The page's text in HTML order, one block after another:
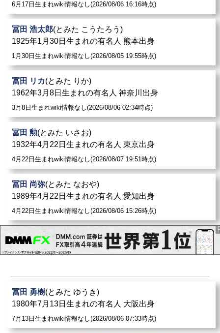
6月17日生まれwiki情報なし(2026/08/06 16:16時点)
冨田 浩太郎(とみた こうたろう)
1925年1月30日生まれの有名人 熊本出身
1月30日生まれwiki情報なし(2026/08/05 19:55時点)
冨田 リカ(とみた りか)
1962年3月8日生まれの有名人 神奈川出身
3月8日生まれwiki情報なし(2026/08/06 02:34時点)
冨田 勲(とみた いさお)
1932年4月22日生まれの有名人 東京出身
4月22日生まれwiki情報なし(2026/08/07 19:51時点)
冨田 尚弥(とみた なおや)
1989年4月22日生まれの有名人 愛知出身
4月22日生まれwiki情報なし(2026/08/06 15:26時点)
冨田 勇樹(とみた ゆうき)
1980年7月13日生まれの有名人 大阪出身
7月13日生まれwiki情報なし(2026/08/06 07:33時点)